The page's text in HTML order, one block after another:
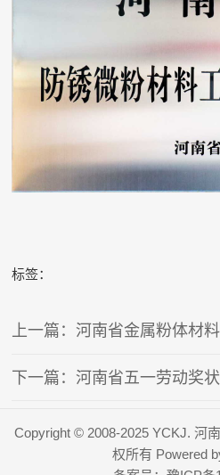
标签：
上一篇：河南省金属粉体材
下一篇：河南省五一劳动奖状
Copyright © 2008-2025 YCKJ. 河
权所有 Powered